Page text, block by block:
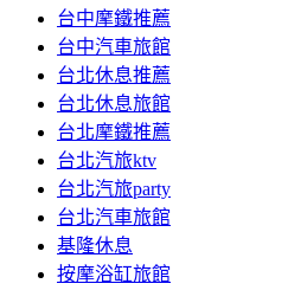
台中摩鐵推薦
台中汽車旅館
台北休息推薦
台北休息旅館
台北摩鐵推薦
台北汽旅ktv
台北汽旅party
台北汽車旅館
基隆休息
按摩浴缸旅館